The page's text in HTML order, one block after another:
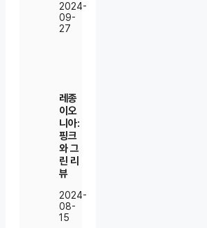
2024-
09-
27
레종
이오
니아:
핑크
와 그
린 리
뷰
2024-
08-
15